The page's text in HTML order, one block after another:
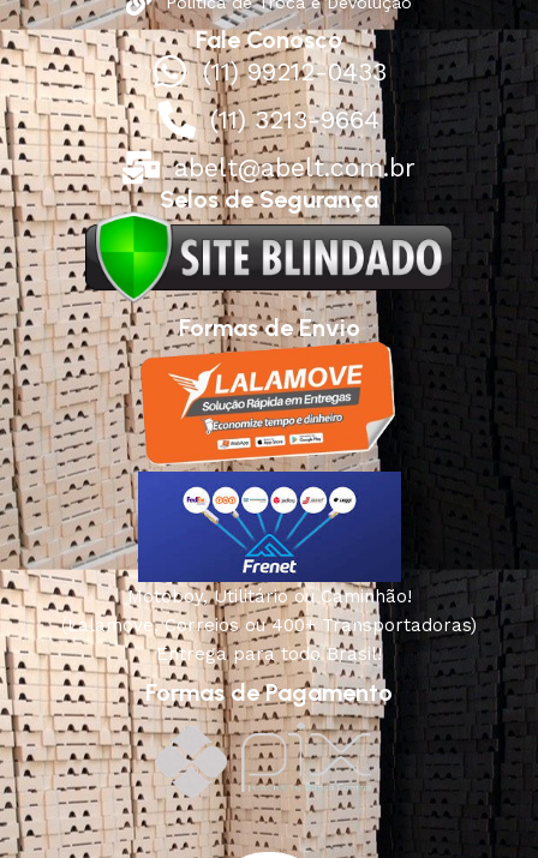
Fale Conosco
(11) 99212-0433
(11) 3213-9664
abelt@abelt.com.br
Selos de Segurança
Formas de Envio
Motoboy, Utilitário ou Caminhão!
(Lalamove, Correios ou 400+ Transportadoras)
Entrega para todo Brasil!
Formas de Pagamento